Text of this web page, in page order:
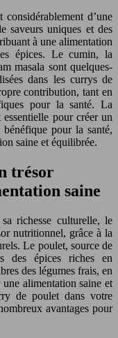
d’une
saveurs uniques et des
à une alimentation
épices. Le cumin, la
masala sont quelques-
dans les currys de
contribution, tant en
pour la santé. La
essentielle pour créer un
pour la santé,
saine et équilibrée.
trésor
saine
richesse culturelle, le
nutritionnel, grâce à la
Le poulet, source de
des épices riches en
des légumes frais, en
alimentation saine et
de poulet dans votre
avantages pour